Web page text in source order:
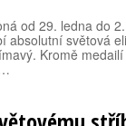
od 29. ledna do
absolutní světová
Kromě